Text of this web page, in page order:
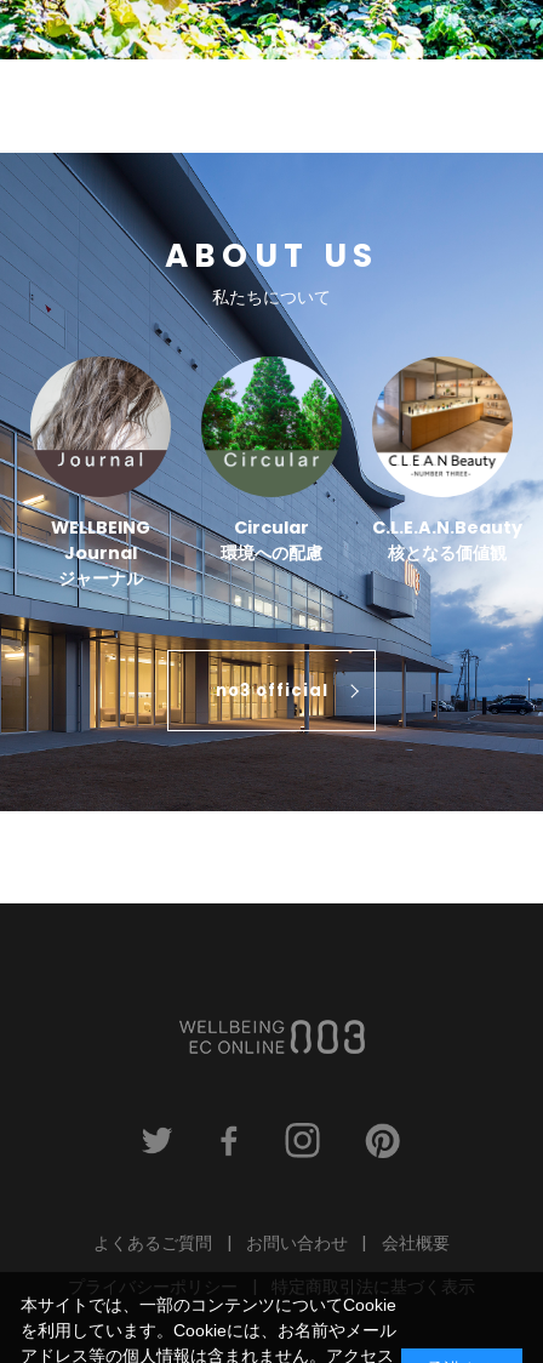
ABOUT US
私たちについて
WELLBEING
Journal
ジャーナル
Circular
環境への配慮
C.L.E.A.N.Beauty
核となる価値観
no3 official
よくあるご質問 お問い合わせ
会社概要
プライバシーポリシー
特定商取引法に基づく表示
本サイトでは、一部のコンテンツについてCookie
を利用しています。Cookieには、お名前やメール
アドレス等の個人情報は含まれません。アクセス